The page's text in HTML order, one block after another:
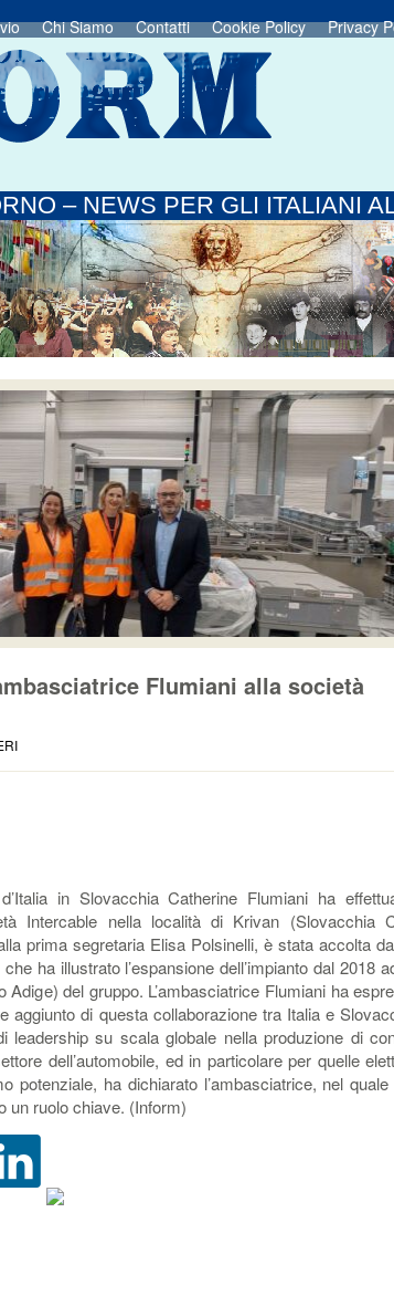
Chi Siamo Contatti Cookie Policy Privacy
– NEWS PER GLI ITALIANI
Flumiani alla società
in Slovacchia Catherine Flumiani ha
Intercable nella località di Krivan (Slovacchia
prima segretaria Elisa Polsinelli, è stata accolta
ha illustrato l’espansione dell’impianto dal 2018
del gruppo. L’ambasciatrice Flumiani ha
aggiunto di questa collaborazione tra Italia e
leadership su scala globale nella produzione di
dell’automobile, ed in particolare per quelle
potenziale, ha dichiarato l’ambasciatrice, nel quale
un ruolo chiave. (Inform)